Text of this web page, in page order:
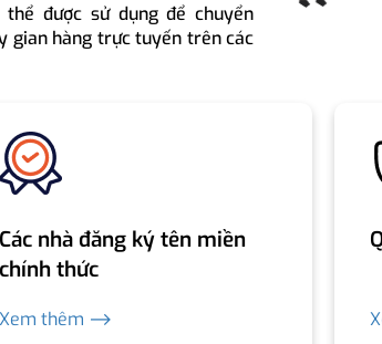
được sử dụng để chuyển
gian hàng trực tuyến trên các
Các nhà đăng ký tên miền
chính thức
Xem thêm ⟶